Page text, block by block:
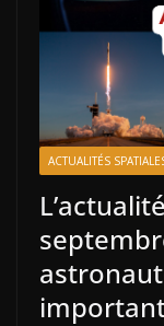
ACTUALITÉS